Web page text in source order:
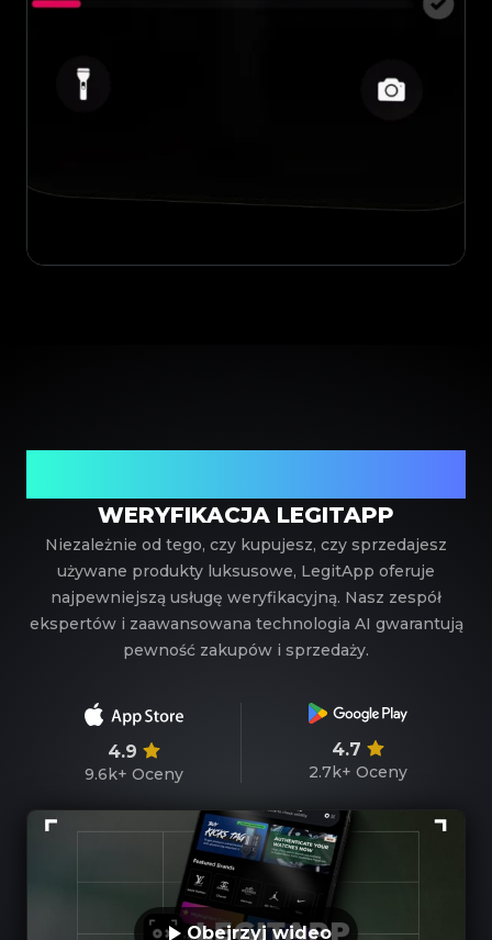
WERYFIKACJA LEGITAPP
Niezależnie od tego, czy kupujesz, czy sprzedajesz
używane produkty luksusowe, LegitApp oferuje
najpewniejszą usługę weryfikacyjną. Nasz zespół
ekspertów i zaawansowana technologia AI gwarantują
pewność zakupów i sprzedaży.
4.9
9.6k+ Oceny
4.7
2.7k+ Oceny
Obejrzyj wideo